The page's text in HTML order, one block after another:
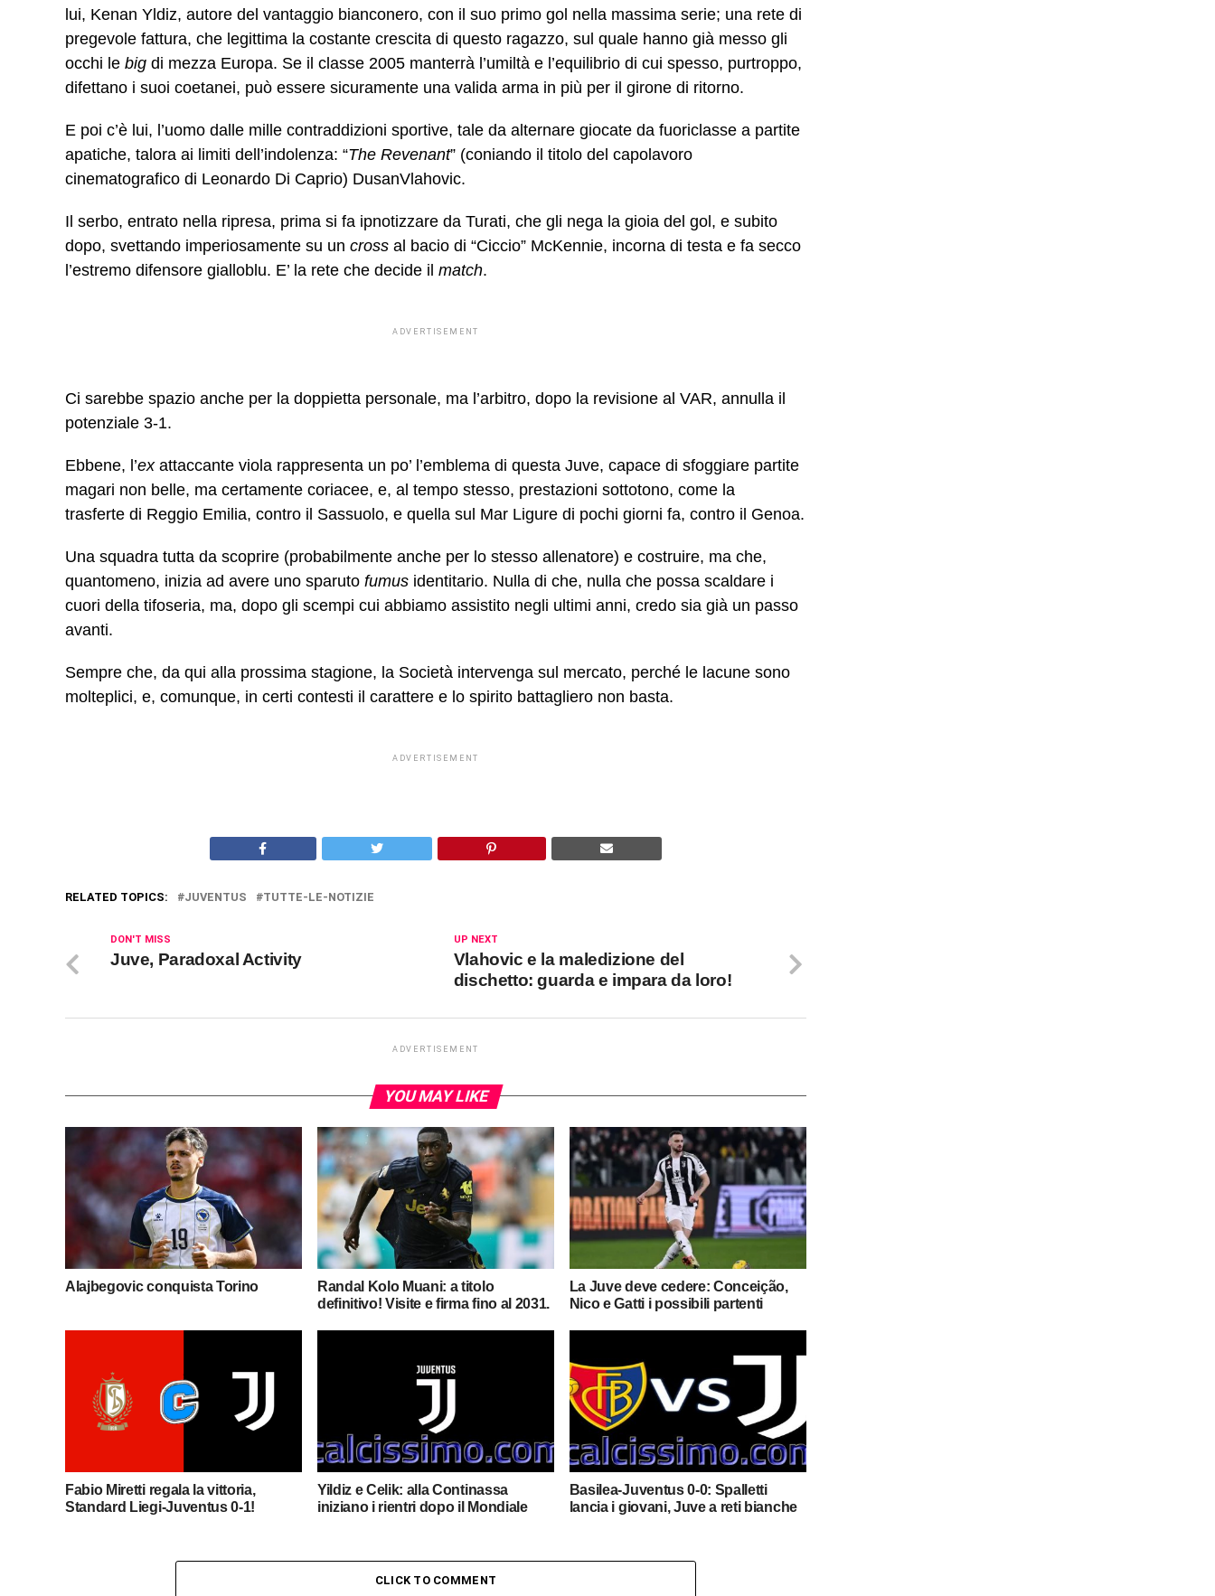
lui, Kenan Yldiz, autore del vantaggio bianconero, con il suo primo gol nella massima serie; una rete di
pregevole fattura, che legittima la costante crescita di questo ragazzo, sul quale hanno già messo gli
occhi le big di mezza Europa. Se il classe 2005 manterrà l’umiltà e l’equilibrio di cui spesso, purtroppo,
difettano i suoi coetanei, può essere sicuramente una valida arma in più per il girone di ritorno.
E poi c’è lui, l’uomo dalle mille contraddizioni sportive, tale da alternare giocate da fuoriclasse a partite
apatiche, talora ai limiti dell’indolenza: “The Revenant” (coniando il titolo del capolavoro
cinematografico di Leonardo Di Caprio) DusanVlahovic.
Il serbo, entrato nella ripresa, prima si fa ipnotizzare da Turati, che gli nega la gioia del gol, e subito
dopo, svettando imperiosamente su un cross al bacio di “Ciccio” McKennie, incorna di testa e fa secco
l’estremo difensore gialloblu. E’ la rete che decide il match.
ADVERTISEMENT
Ci sarebbe spazio anche per la doppietta personale, ma l’arbitro, dopo la revisione al VAR, annulla il
potenziale 3-1.
Ebbene, l’exattaccante viola rappresenta un po’ l’emblema di questa Juve, capace di sfoggiare partite
magari non belle, ma certamente coriacee, e, al tempo stesso, prestazioni sottotono, come la
trasferte di Reggio Emilia, contro il Sassuolo, e quella sul Mar Ligure di pochi giorni fa, contro il Genoa.
Una squadra tutta da scoprire (probabilmente anche per lo stesso allenatore) e costruire, ma che,
quantomeno, inizia ad avere uno sparuto fumus identitario. Nulla di che, nulla che possa scaldare i
cuori della tifoseria, ma, dopo gli scempi cui abbiamo assistito negli ultimi anni, credo sia già un passo
avanti.
Sempre che, da qui alla prossima stagione, la Società intervenga sul mercato, perché le lacune sono
molteplici, e, comunque, in certi contesti il carattere e lo spirito battagliero non basta.
ADVERTISEMENT
RELATED TOPICS: JUVENTUS TUTTE-LE-NOTIZIE
UP NEXT
Vlahovic e la maledizione del
dischetto: guarda e impara da loro!
DON'T MISS
Juve, Paradoxal Activity
ADVERTISEMENT
YOU MAY LIKE
Alajbegovic conquista Torino
Randal Kolo Muani: a titolo
definitivo! Visite e firma fino al 2031.
La Juve deve cedere: Conceição,
Nico e Gatti i possibili partenti
Fabio Miretti regala la vittoria,
Standard Liegi-Juventus 0-1!
Yildiz e Celik: alla Continassa
iniziano i rientri dopo il Mondiale
Basilea-Juventus 0-0: Spalletti
lancia i giovani, Juve a reti bianche
CLICK TO COMMENT